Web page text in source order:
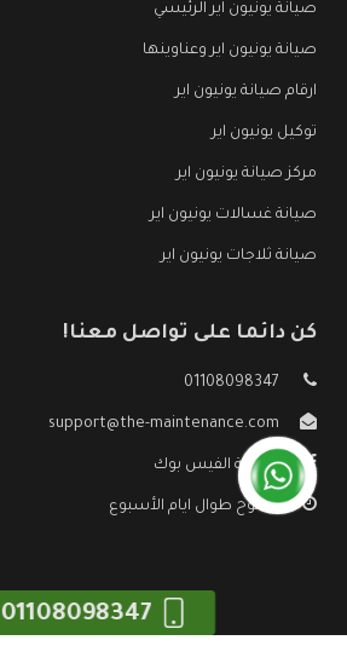
صيانة يونيون اير الرئيسي
صيانة يونيون اير وعناوينها
ارقام صيانة يونيون اير
توكيل يونيون اير
مركز صيانة يونيون اير
صيانة غسالات يونيون اير
صيانة ثلاجات يونيون اير
كن دائما على تواصل معنا!
01108098347
support@the-maintenance.com
صفحة الفيس بوك
مفتوح طوال ايام الأسبوع
01108098347